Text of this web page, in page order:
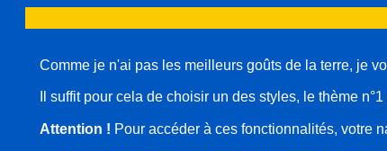
Comme je n'ai pas les meilleurs goûts de la terre, je
Il suffit pour cela de choisir un des styles, le thème
Attention ! Pour accéder à ces fonctionnalités, votre